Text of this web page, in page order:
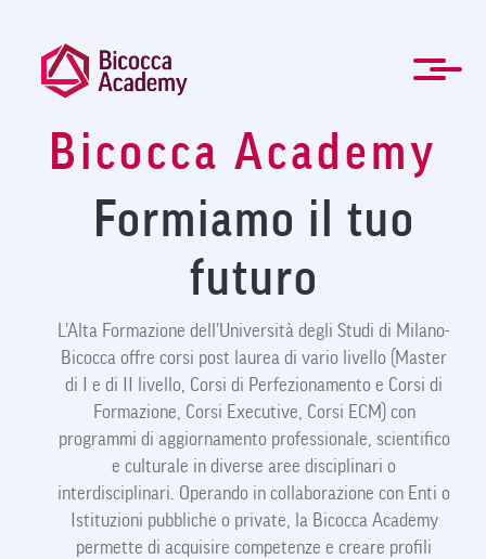
Home
Chi Siamo
La Mission
Organi
Modulistica
Contatti
Agevolazioni
Master e Corsi di perfezionamento
Formazione manageriale e professionale
News
FAQ
Per le Aziende
Newsletter
ENG
Bicocca Academy
Formiamo il tuo
futuro
L’Alta Formazione dell’Università degli Studi di Milano-
Bicocca offre corsi post laurea di vario livello (Master
di I e di II livello, Corsi di Perfezionamento e Corsi di
Formazione, Corsi Executive, Corsi ECM) con
programmi di aggiornamento professionale, scientifico
e culturale in diverse aree disciplinari o
interdisciplinari. Operando in collaborazione con Enti o
Istituzioni pubbliche o private, la Bicocca Academy
permette di acquisire competenze e creare profili